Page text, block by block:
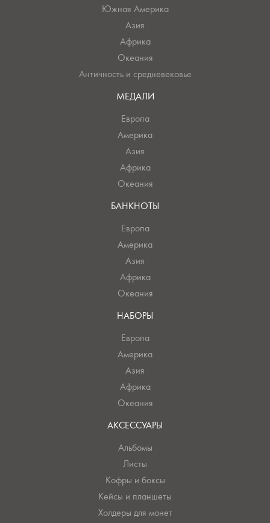
Южная Америка
Азия
Африка
Океания
Античность и средневековье
МЕДАЛИ
Европа
Америка
Азия
Африка
Океания
БАНКНОТЫ
Европа
Америка
Азия
Африка
Океания
НАБОРЫ
Европа
Америка
Азия
Африка
Океания
АКСЕССУАРЫ
Альбомы
Листы
Кофры и боксы
Кейсы и планшеты
Холдеры для монет